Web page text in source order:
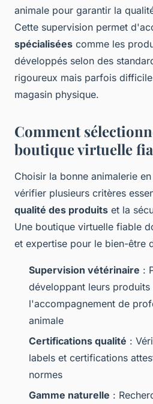
animale pour garantir la
Cette supervision permet
spécialisées comme les
développés selon des
rigoureux mais parfois
magasin physique.
Comment
boutique virtuelle
Choisir la bonne animalerie
vérifier plusieurs critères
qualité des produits et la
Une boutique virtuelle fiable
et expertise pour le bien-être
Supervision vétérinaire :
développant leurs produits
l'accompagnement de
animale
Certifications qualité :
labels et certifications
normes
Gamme naturelle :